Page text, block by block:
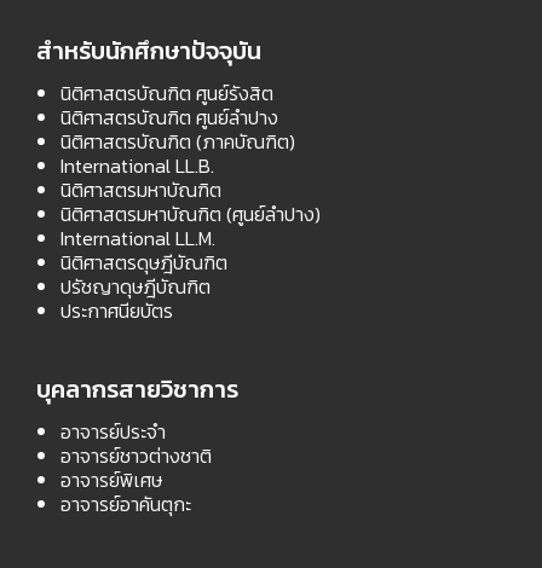
สำหรับนักศึกษาปัจจุบัน
นิติศาสตรบัณฑิต ศูนย์รังสิต
นิติศาสตรบัณฑิต ศูนย์ลำปาง
นิติศาสตรบัณฑิต (ภาคบัณฑิต)
International LL.B.
นิติศาสตรมหาบัณฑิต
นิติศาสตรมหาบัณฑิต (ศูนย์ลำปาง)
International LL.M.
นิติศาสตรดุษฎีบัณฑิต
ปรัชญาดุษฎีบัณฑิต
ประกาศนียบัตร
บุคลากรสายวิชาการ
อาจารย์ประจำ
อาจารย์ชาวต่างชาติ
อาจารย์พิเศษ
อาจารย์อาคันตุกะ